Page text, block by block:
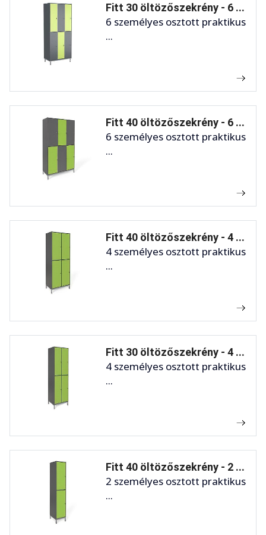
Fitt 30 öltözőszekrény - 6 ...
6 személyes osztott praktikus
...
Fitt 40 öltözőszekrény - 6 ...
6 személyes osztott praktikus
...
Fitt 40 öltözőszekrény - 4 ...
4 személyes osztott praktikus
...
Fitt 30 öltözőszekrény - 4 ...
4 személyes osztott praktikus
...
Fitt 40 öltözőszekrény - 2 ...
2 személyes osztott praktikus
...